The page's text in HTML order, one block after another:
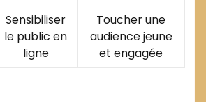
Sensibiliser
le public en
ligne
Toucher une
audience jeune
et engagée